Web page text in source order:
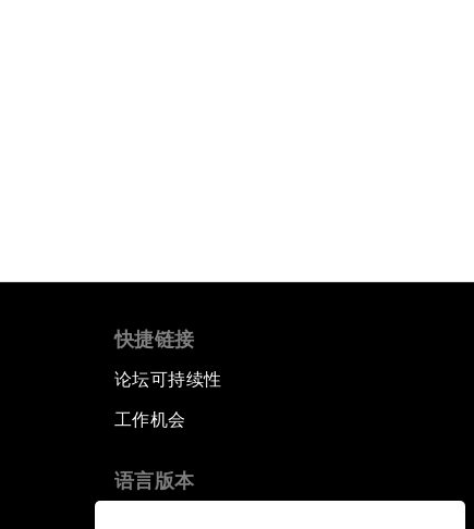
快捷链接
论坛可持续性
工作机会
语言版本